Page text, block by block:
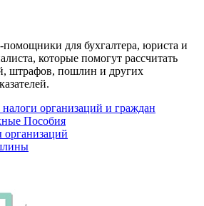
для бухгалтера, юриста и
которые помогут рассчитать
штрафов, пошлин и других
организаций и граждан
Пособия